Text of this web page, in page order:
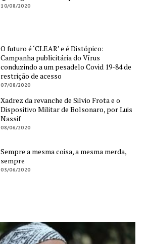
10/08/2020
O futuro é ‘CLEAR’ e é Distópico:
Campanha publicitária do Vírus
conduzindo a um pesadelo Covid 19-84 de
restrição de acesso
07/08/2020
Xadrez da revanche de Silvio Frota e o
Dispositivo Militar de Bolsonaro, por Luis
Nassif
08/06/2020
Sempre a mesma coisa, a mesma merda,
sempre
03/06/2020